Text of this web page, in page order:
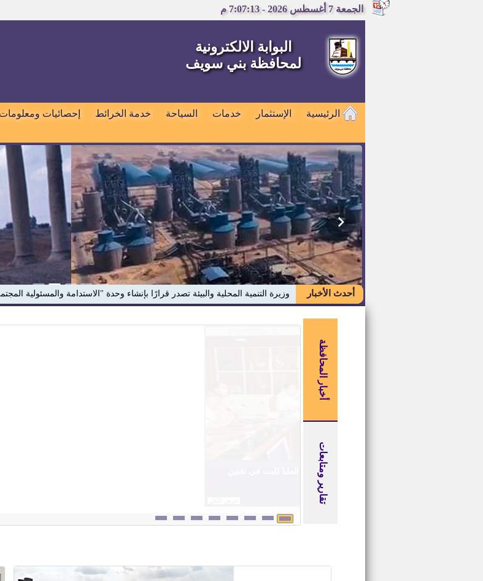
الجمعة 7 أغسطس 2026 - 7:07:14 م
البوابة الالكترونية
لمحافظة بني سويف
الرئيسية الإستثمار خدمات السياحة خدمة الخرائط إحصائيات ومعلومات
أحدث الأخبار وزيرة التنمية المحلية والبيئة تصدر قرارًا بإنشاء وحدة "الاستدامة والمسئولية
أخبار المحافظة
تقارير ومتابعات